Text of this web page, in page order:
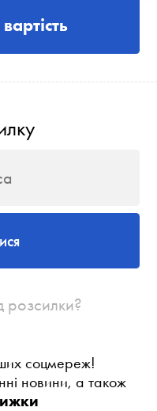
розсилки?
соцмереж!
новини, а також